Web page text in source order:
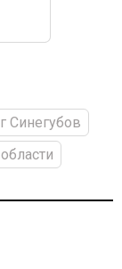
Синегубов